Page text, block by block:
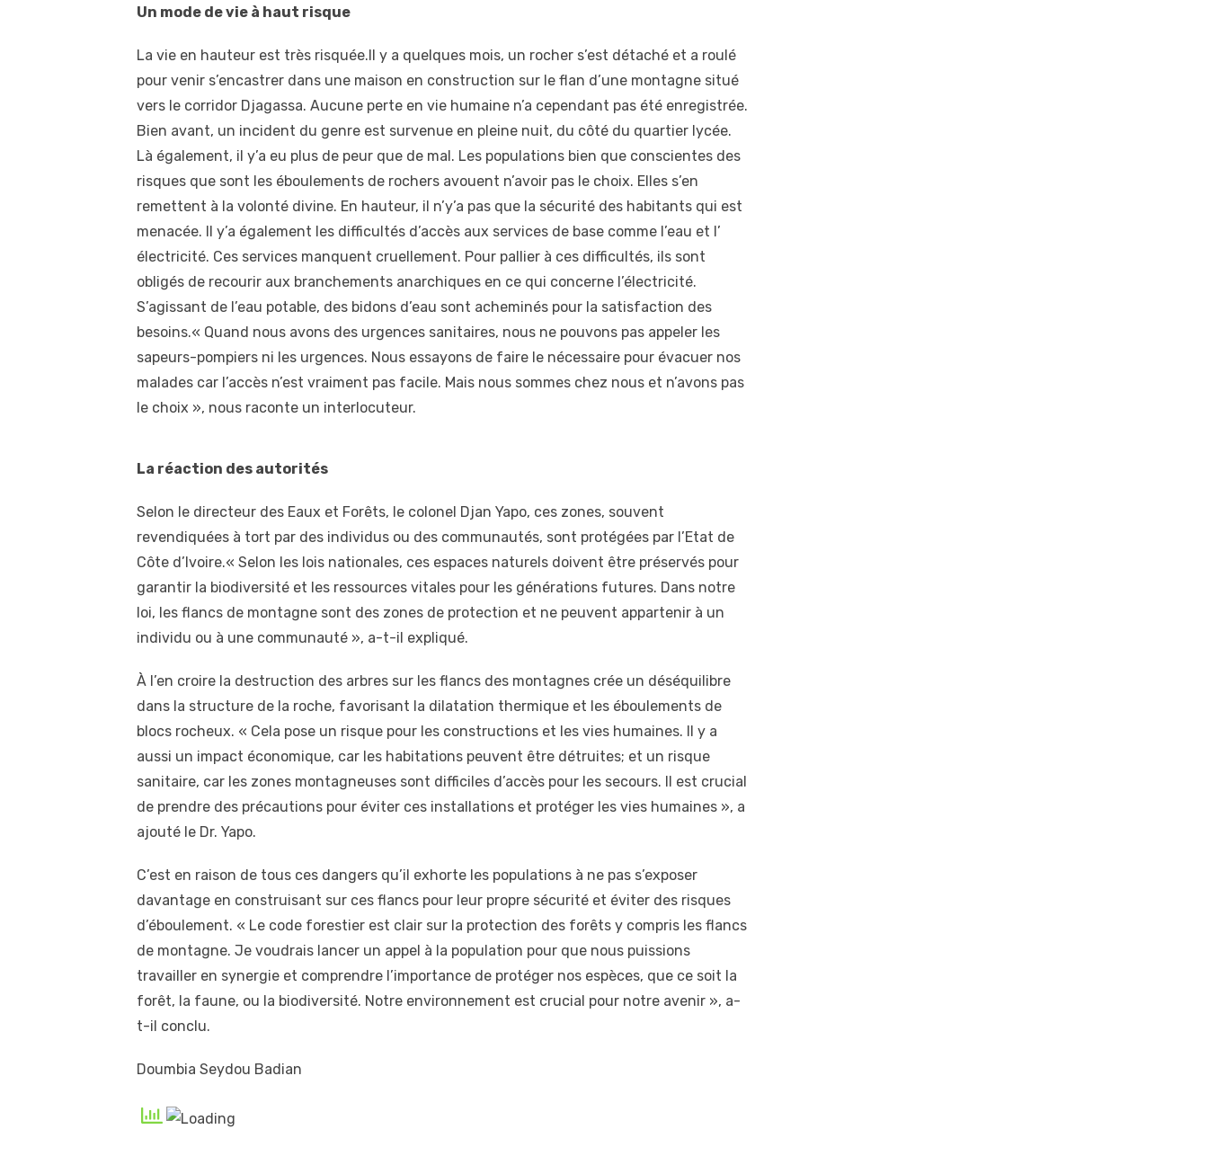
Un mode de vie à haut risque
La vie en hauteur est très risquée.Il y a quelques mois, un rocher s’est détaché et a roulé
pour venir s’encastrer dans une maison en construction sur le flan d’une montagne situé
vers le corridor Djagassa. Aucune perte en vie humaine n’a cependant pas été enregistrée.
Bien avant, un incident du genre est survenue en pleine nuit, du côté du quartier lycée.
Là également, il y’a eu plus de peur que de mal. Les populations bien que conscientes des
risques que sont les éboulements de rochers avouent n’avoir pas le choix. Elles s’en
remettent à la volonté divine. En hauteur, il n’y’a pas que la sécurité des habitants qui est
menacée. Il y’a également les difficultés d’accès aux services de base comme l’eau et l’
électricité. Ces services manquent cruellement. Pour pallier à ces difficultés, ils sont
obligés de recourir aux branchements anarchiques en ce qui concerne l’électricité.
S’agissant de l’eau potable, des bidons d’eau sont acheminés pour la satisfaction des
besoins.« Quand nous avons des urgences sanitaires, nous ne pouvons pas appeler les
sapeurs-pompiers ni les urgences. Nous essayons de faire le nécessaire pour évacuer nos
malades car l’accès n’est vraiment pas facile. Mais nous sommes chez nous et n’avons pas
le choix », nous raconte un interlocuteur.
La réaction des autorités
Selon le directeur des Eaux et Forêts, le colonel Djan Yapo, ces zones, souvent
revendiquées à tort par des individus ou des communautés, sont protégées par l’Etat de
Côte d’Ivoire.« Selon les lois nationales, ces espaces naturels doivent être préservés pour
garantir la biodiversité et les ressources vitales pour les générations futures. Dans notre
loi, les flancs de montagne sont des zones de protection et ne peuvent appartenir à un
individu ou à une communauté », a-t-il expliqué.
À l’en croire la destruction des arbres sur les flancs des montagnes crée un déséquilibre
dans la structure de la roche, favorisant la dilatation thermique et les éboulements de
blocs rocheux. « Cela pose un risque pour les constructions et les vies humaines. Il y a
aussi un impact économique, car les habitations peuvent être détruites; et un risque
sanitaire, car les zones montagneuses sont difficiles d’accès pour les secours. Il est crucial
de prendre des précautions pour éviter ces installations et protéger les vies humaines », a
ajouté le Dr. Yapo.
C’est en raison de tous ces dangers qu’il exhorte les populations à ne pas s’exposer
davantage en construisant sur ces flancs pour leur propre sécurité et éviter des risques
d’éboulement. « Le code forestier est clair sur la protection des forêts y compris les flancs
de montagne. Je voudrais lancer un appel à la population pour que nous puissions
travailler en synergie et comprendre l’importance de protéger nos espèces, que ce soit la
forêt, la faune, ou la biodiversité. Notre environnement est crucial pour notre avenir », a-
t-il conclu.
Doumbia Seydou Badian